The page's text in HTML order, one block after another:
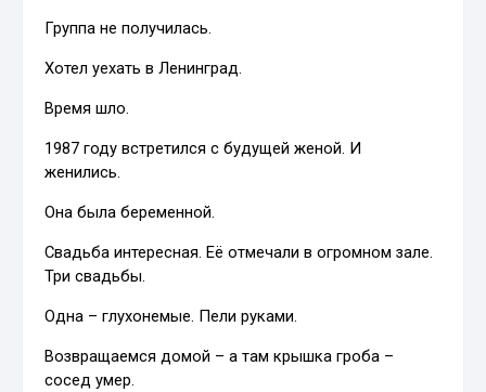
Группа не получилась.
Хотел уехать в Ленинград.
Время шло.
1987 году встретился с будущей женой. И
женились.
Она была беременной.
Свадьба интересная. Её отмечали в огромном зале.
Три свадьбы.
Одна – глухонемые. Пели руками.
Возвращаемся домой – а там крышка гроба –
сосед умер.